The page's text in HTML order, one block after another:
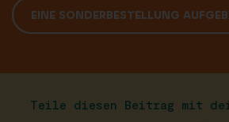
EINE SONDERBESTELLUNG
Teile diesen Beitrag mit